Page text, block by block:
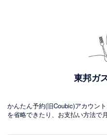
東邦ガ
かんたん予約(旧Coubic)アカウン
を省略できたり、お支払い方法で